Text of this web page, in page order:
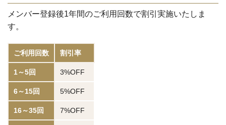
メンバー登録後1年間のご利用回数で割引実施いたしま
す。
ご利用回数 割引率
1～5回 3%OFF
6～15回 5%OFF
16～35回 7%OFF